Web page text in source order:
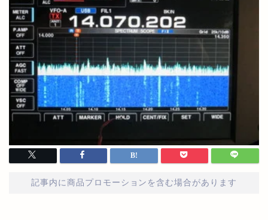
記事内に商品プロモーションを含む場合があります